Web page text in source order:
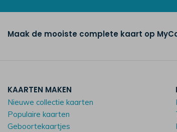
Maak de mooiste complete kaart op
KAARTEN MAKEN
Nieuwe collectie kaarten
Populaire kaarten
Geboortekaartjes